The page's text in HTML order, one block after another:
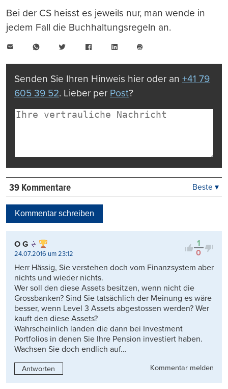
Bei der CS heisst es jeweils nur, man wende in
jedem Fall die Buchhaltungsregeln an.
WhatsAppTwitter FacebookLinkedIn
drucken
Senden Sie Ihren Hinweis hier oder an +41 79
605 39 52. Lieber per Post?
39 Kommentare
Kontrovers
Beste ▾
Kommentar schreiben
1
0
O G
24.07.2016 um 23:12
Herr Hässig, Sie verstehen doch vom Finanzsystem aber
nichts und wieder nichts.
Wer soll den diese Assets besitzen, wenn nicht die
Grossbanken? Sind Sie tatsächlich der Meinung es wäre
besser, wenn Level 3 Assets abgestossen werden? Wer
kauft den diese Assets?
Wahrscheinlich landen die dann bei Investment
Portfolios in denen Sie Ihre Pension investiert haben.
Wachsen Sie doch endlich auf…
Antworten Kommentar melden